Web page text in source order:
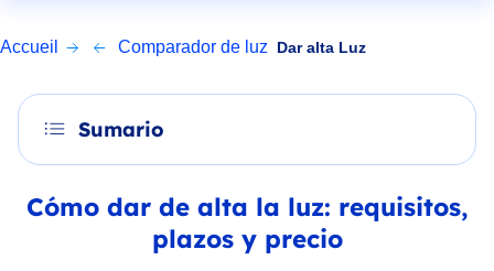
Accueil Comparador de luz Dar alta Luz
Sumario
Cómo dar de alta la luz: requisitos,
plazos y precio